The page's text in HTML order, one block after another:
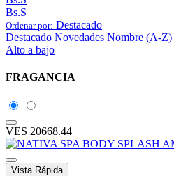
Bs.S
Ordenar por: Destacado
Destacado Novedades Nombre (A-Z)
Alto a bajo
FRAGANCIA
VES 20668.44
Vista Rápida